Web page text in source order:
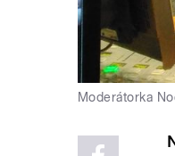
Moderátorka